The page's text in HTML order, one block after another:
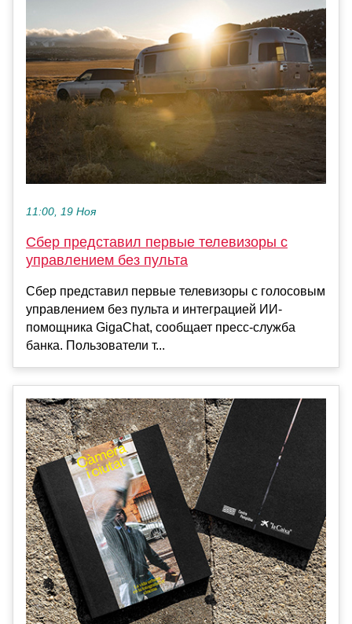
11:00, 19 Ноя
Сбер представил первые телевизоры с
управлением без пульта
Сбер представил первые телевизоры с голосовым
управлением без пульта и интеграцией ИИ-
помощника GigaChat, сообщает пресс-служба
банка. Пользователи т...